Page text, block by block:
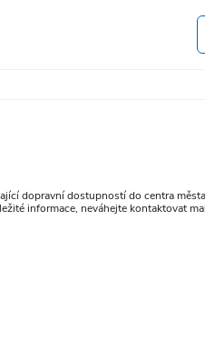
dopravní dostupností do centra
informace, neváhejte kontaktovat